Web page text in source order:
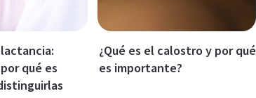
qué es
¿Qué es el calostro y por qué
es importante?